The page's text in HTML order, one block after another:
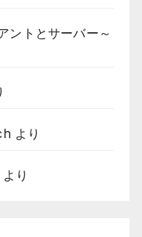
トとサーバー～
より
より